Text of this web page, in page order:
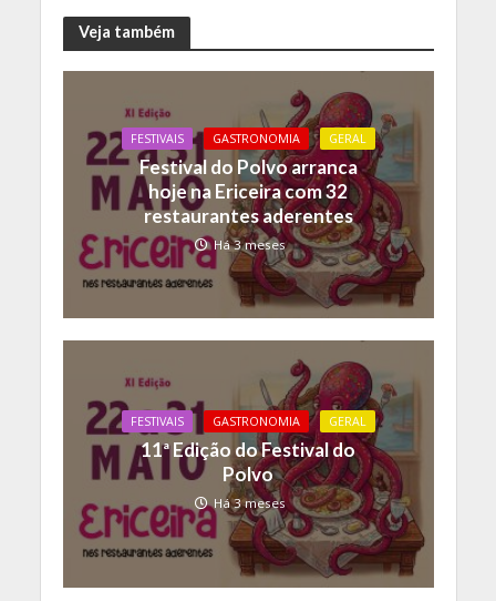
Veja também
FESTIVAIS GASTRONOMIA GERAL
Festival do Polvo arranca
hoje na Ericeira com 32
restaurantes aderentes
Há 3 meses
FESTIVAIS GASTRONOMIA GERAL
11ª Edição do Festival do
Polvo
Há 3 meses